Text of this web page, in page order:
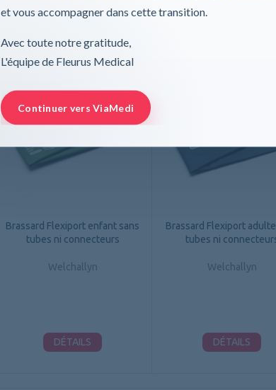
et vous accompagner dans cette transition.
Avec toute notre gratitude,
L'équipe de Fleurus Medical
Continuer vers ViaMedi
DÉTAILS
Brassard Flexiport enfant sans
tubes ni connecteurs
Welchallyn
DÉTAILS
Brassard Flexiport
tubes ni
Welchallyn
DÉTAILS